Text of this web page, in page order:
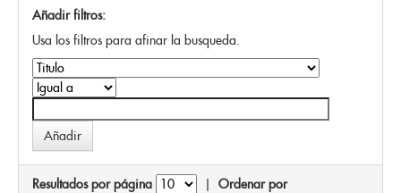
Añadir filtros:
Usa los filtros para afinar la busqueda.
Resultados por página | Ordenar por